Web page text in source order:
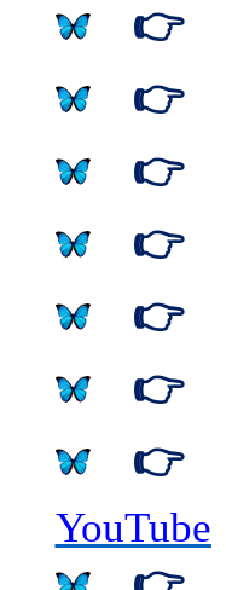
👉
👉
👉
👉
👉
👉
👉
YouTube